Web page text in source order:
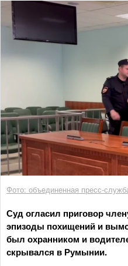
Фото: объединенная пресс-
Суд огласил приговор
эпизоды похищений и
был охранником и
скрывался в Румынии.